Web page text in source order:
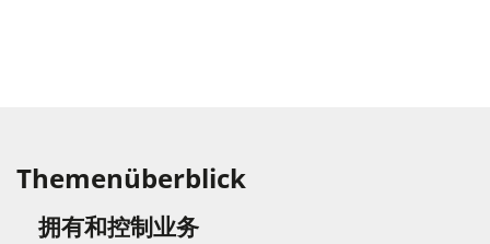
Themenüberblick
拥有和控制业务